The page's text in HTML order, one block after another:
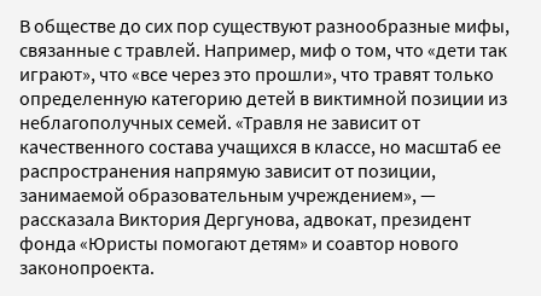
В обществе до сих пор существуют разнообразные мифы,
связанные с травлей. Например, миф о том, что «дети так
играют», что «все через это прошли», что травят только
определенную категорию детей в виктимной позиции из
неблагополучных семей. «Травля не зависит от
качественного состава учащихся в классе, но масштаб ее
распространения напрямую зависит от позиции,
занимаемой образовательным учреждением», —
рассказала Виктория Дергунова, адвокат, президент
фонда «Юристы помогают детям» и соавтор нового
законопроекта.